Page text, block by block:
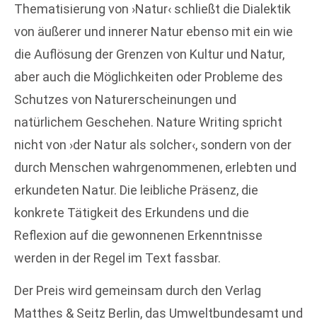
Thematisierung von ›Natur‹ schließt die Dialektik
von äußerer und innerer Natur ebenso mit ein wie
die Auflösung der Grenzen von Kultur und Natur,
aber auch die Möglichkeiten oder Probleme des
Schutzes von Naturerscheinungen und
natürlichem Geschehen. Nature Writing spricht
nicht von ›der Natur als solcher‹, sondern von der
durch Menschen wahrgenommenen, erlebten und
erkundeten Natur. Die leibliche Präsenz, die
konkrete Tätigkeit des Erkundens und die
Reflexion auf die gewonnenen Erkenntnisse
werden in der Regel im Text fassbar.
Der Preis wird gemeinsam durch den Verlag
Matthes & Seitz Berlin, das Umweltbundesamt und